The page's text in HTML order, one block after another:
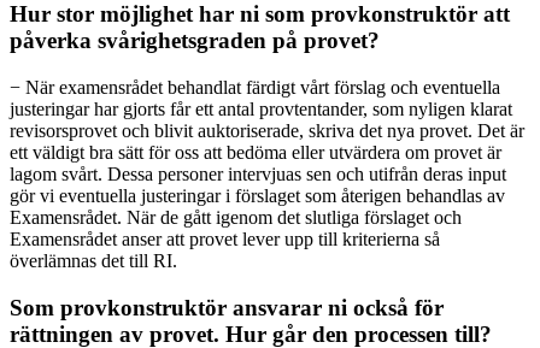
Hur stor möjlighet har ni som provkonstruktör att
påverka svårighetsgraden på provet?
− När examensrådet behandlat färdigt vårt förslag och eventuella
justeringar har gjorts får ett antal provtentander, som nyligen klarat
revisorsprovet och blivit auktoriserade, skriva det nya provet. Det är
ett väldigt bra sätt för oss att bedöma eller utvärdera om provet är
lagom svårt. Dessa personer intervjuas sen och utifrån deras input
gör vi eventuella justeringar i förslaget som återigen behandlas av
Examensrådet. När de gått igenom det slutliga förslaget och
Examensrådet anser att provet lever upp till kriterierna så
överlämnas det till RI.
Som provkonstruktör ansvarar ni också för
rättningen av provet. Hur går den processen till?